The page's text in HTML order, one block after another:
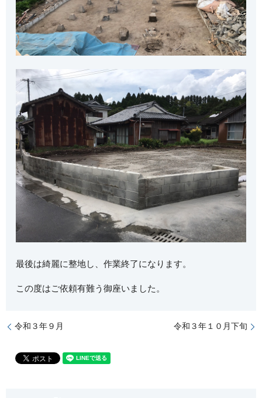
最後は綺麗に整地し、作業終了になります。
この度はご依頼有難う御座いました。
令和３年９月 令和３年１０月下旬